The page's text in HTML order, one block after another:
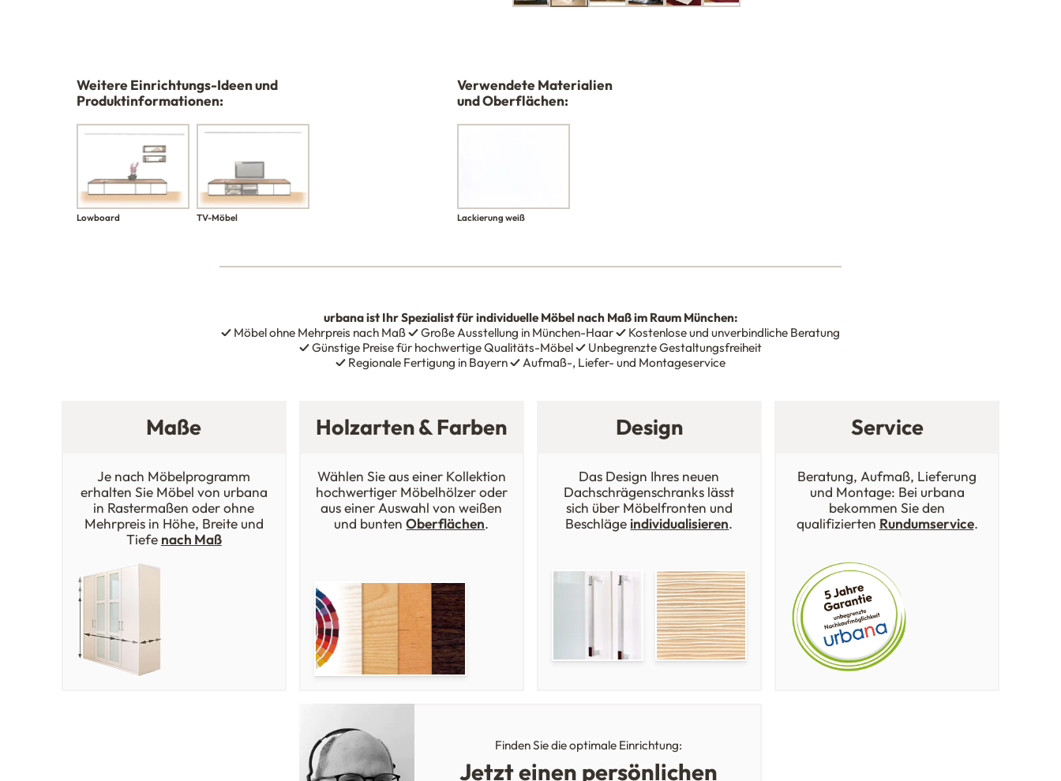
Weitere Einrichtungs-Ideen und
Produktinformationen:
Lowboard TV-Möbel
Verwendete Materialien
und Oberflächen:
Lackierung weiß
urbanaist Ihr Spezialist für individuelle Möbel nach Maß im Raum München:
✓Möbel ohne Mehrpreis nach Maß✓Große Ausstellung in München-Haar✓Kostenlose und unverbindliche Beratung
✓Günstige Preise für hochwertige Qualitäts-Möbel✓Unbegrenzte Gestaltungsfreiheit
✓Regionale Fertigung in Bayern✓Aufmaß-, Liefer- und Montageservice
Maße
Je nach Möbelprogramm
erhalten Sie Möbel von urbana
in Rastermaßen oder ohne
Mehrpreis in Höhe, Breite und
Tiefe nach Maß
Holzarten & Farben
Wählen Sie aus einer Kollektion
hochwertiger Möbelhölzer oder
aus einer Auswahl von weißen
und buntenOberflächen.
Design
Das Design Ihres neuen
Dachschrägenschranks lässt
sich über Möbelfronten und
Beschläge individualisieren.
Service
Beratung, Aufmaß, Lieferung
und Montage: Bei urbana
bekommen Sie den
qualifizierten Rundumservice.
Finden Sie die optimale Einrichtung:
Jetzt einen persönlichen